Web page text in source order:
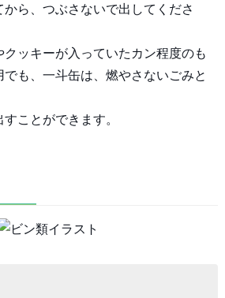
ら、つぶさないで出してくださ
ッキーが入っていたカン程度のも
も、一斗缶は、燃やさないごみと
ことができます。